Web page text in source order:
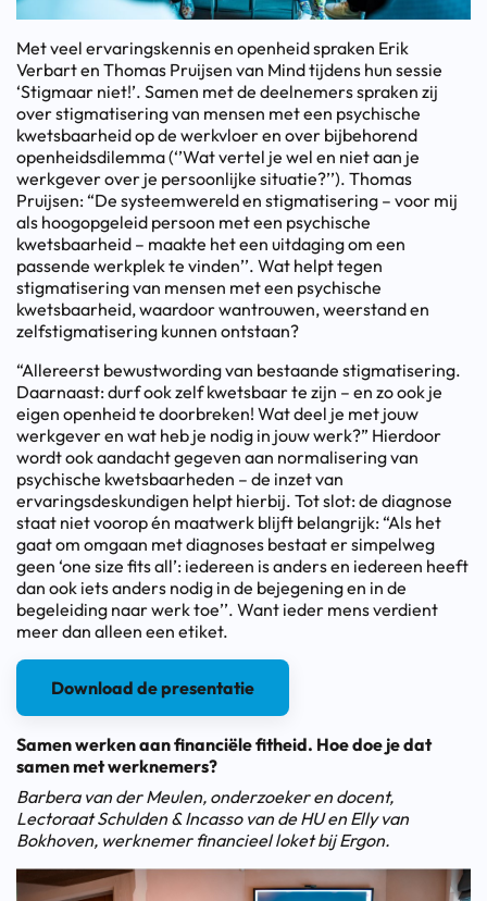
Met veel ervaringskennis en openheid spraken Erik
Verbart en Thomas Pruijsen van Mind tijdens hun sessie
‘Stigmaar niet!’. Samen met de deelnemers spraken zij
over stigmatisering van mensen met een psychische
kwetsbaarheid op de werkvloer en over bijbehorend
openheidsdilemma (‘’Wat vertel je wel en niet aan je
werkgever over je persoonlijke situatie?’’). Thomas
Pruijsen: “De systeemwereld en stigmatisering – voor mij
als hoogopgeleid persoon met een psychische
kwetsbaarheid – maakte het een uitdaging om een
passende werkplek te vinden’’. Wat helpt tegen
stigmatisering van mensen met een psychische
kwetsbaarheid, waardoor wantrouwen, weerstand en
zelfstigmatisering kunnen ontstaan?
“Allereerst bewustwording van bestaande stigmatisering.
Daarnaast: durf ook zelf kwetsbaar te zijn – en zo ook je
eigen openheid te doorbreken! Wat deel je met jouw
werkgever en wat heb je nodig in jouw werk?” Hierdoor
wordt ook aandacht gegeven aan normalisering van
psychische kwetsbaarheden – de inzet van
ervaringsdeskundigen helpt hierbij. Tot slot: de diagnose
staat niet voorop én maatwerk blijft belangrijk: “Als het
gaat om omgaan met diagnoses bestaat er simpelweg
geen ‘one size fits all’: iedereen is anders en iedereen heeft
dan ook iets anders nodig in de bejegening en in de
begeleiding naar werk toe’’. Want ieder mens verdient
meer dan alleen een etiket.
Download de presentatie
Samen werken aan financiële fitheid. Hoe doe je dat
samen met werknemers?
Barbera van der Meulen, onderzoeker en docent,
Lectoraat Schulden & Incasso van de HU en Elly van
Bokhoven, werknemer financieel loket bij Ergon.